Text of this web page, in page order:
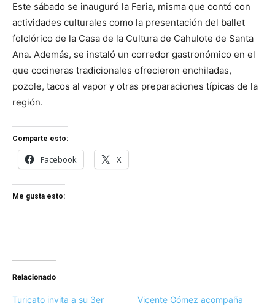
Este sábado se inauguró la Feria, misma que contó con
actividades culturales como la presentación del ballet
folclórico de la Casa de la Cultura de Cahulote de Santa
Ana. Además, se instaló un corredor gastronómico en el
que cocineras tradicionales ofrecieron enchiladas,
pozole, tacos al vapor y otras preparaciones típicas de la
región.
Comparte esto:
Facebook X
Me gusta esto:
Relacionado
Turicato invita a su 3er
Vicente Gómez acompaña